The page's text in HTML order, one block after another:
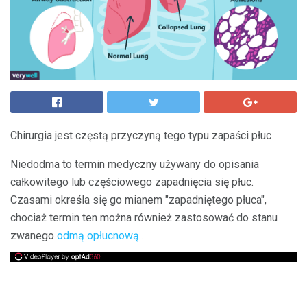
Chirurgia jest częstą przyczyną tego typu zapaści płuc
Niedodma to termin medyczny używany do opisania
całkowitego lub częściowego zapadnięcia się płuc.
Czasami określa się go mianem "zapadniętego płuca",
chociaż termin ten można również zastosować do stanu
zwanego odmą opłucnową .